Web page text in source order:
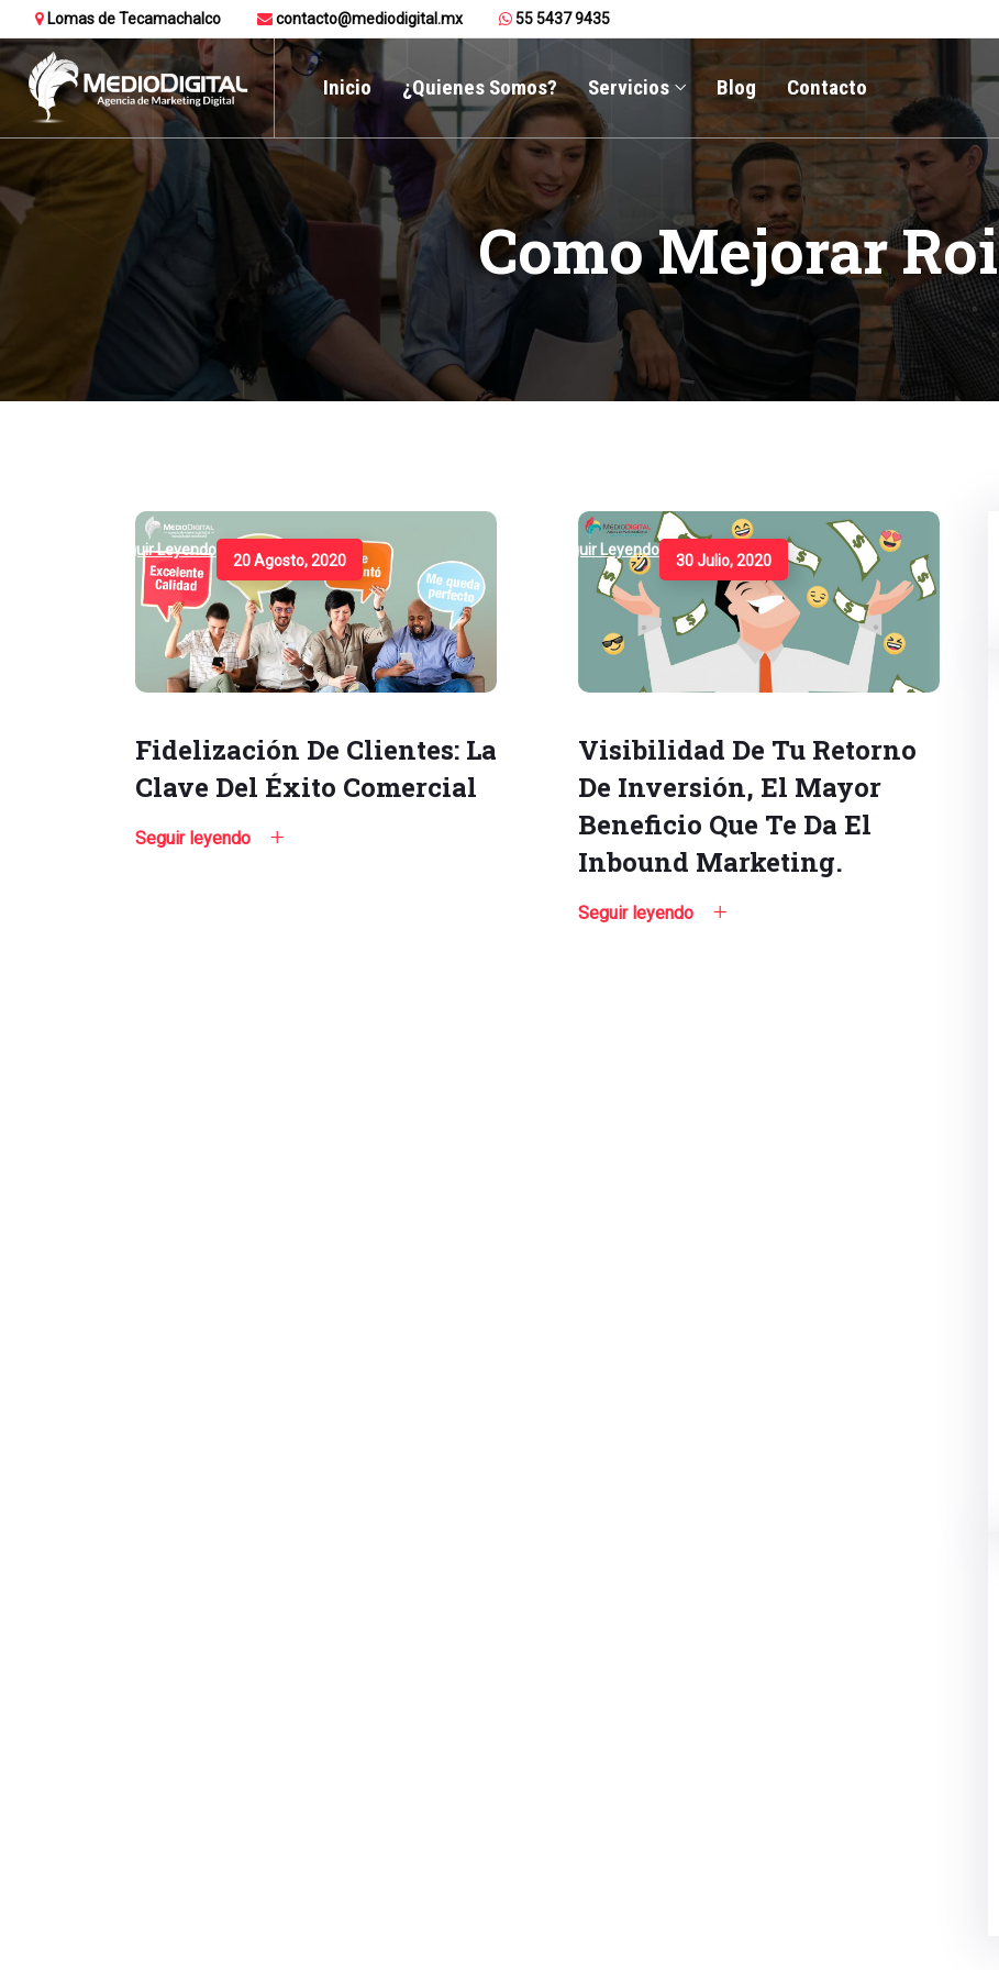
Lomas de Tecamachalco contacto@mediodigital.mx 55 5437 9435
Inicio ¿Quienes Somos? Servicios Blog Contacto
Como Mejorar Roi
Seguir Leyendo
20 Agosto, 2020
Fidelización De Clientes: La
Clave Del Éxito Comercial
Seguir leyendo
Seguir Leyendo
30 Julio, 2020
Visibilidad De Tu Retorno
De Inversión, El Mayor
Beneficio Que Te Da El
Inbound Marketing.
Seguir leyendo